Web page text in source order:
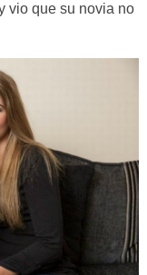
vio que su novia no